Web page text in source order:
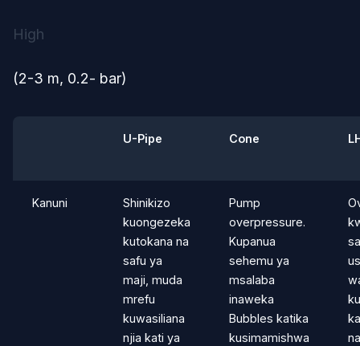
High
(2-3 m, 0.2- bar)
U-Pipe Cone
Kanuni
Shinikizo
kuongezeka
kutokana na
safu ya
maji, muda
mrefu
kuwasiliana
njia kati ya
Pump
overpressure.
Kupanua
sehemu ya
msalaba
inaweka
Bubbles katika
kusimamishwa